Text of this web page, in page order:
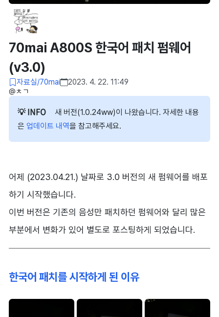
70mai A800S 한국어 패치 펌웨어
(v3.0)
자료실/70mai
2023. 4. 22. 11:49
@ㅊㄱ​
새 버전(1.0.24ww)이 나왔습니다. 자세한 내용
은 업데이트 내역을 참고해주세요.
어제 (2023.04.21.) 날짜로 3.0 버전의 새 펌웨어를 배포
하기 시작했습니다.
이번 버전은 기존의 음성만 패치하던 펌웨어와 달리 많은
부분에서 변화가 있어 별도로 포스팅하게 되었습니다.
한국어 패치를 시작하게 된 이유